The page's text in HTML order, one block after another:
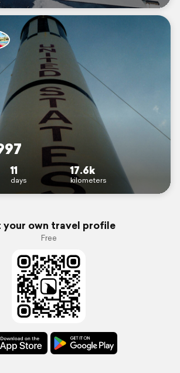
11
days
17.6k
kilometers
your own travel profile
Free